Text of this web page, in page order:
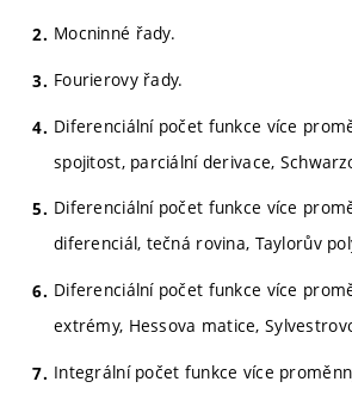
Mocninné řady.
Fourierovy řady.
Diferenciální počet funkce více
spojitost, parciální derivace,
Diferenciální počet funkce více
diferenciál, tečná rovina, Taylorův
Diferenciální počet funkce více
extrémy, Hessova matice,
Integrální počet funkce více